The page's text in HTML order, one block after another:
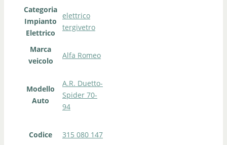
Categoria
Impianto
Elettrico
elettrico
tergivetro
Marca
veicolo
Alfa Romeo
Modello
Auto
A.R. Duetto-
Spider 70-
94
Codice 315 080 147